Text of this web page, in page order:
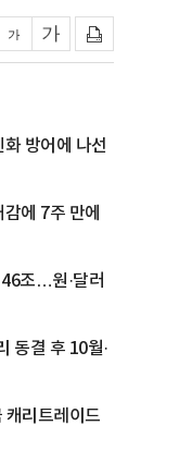
방어에 나선
에 7주 만에
46조…원·달러
동결 후 10월·
캐리트레이드